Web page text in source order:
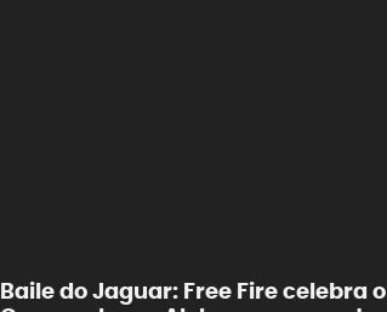
Baile do Jaguar: Free Fire celebra o